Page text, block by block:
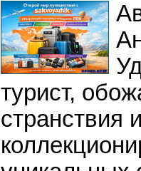
турист,
странствия